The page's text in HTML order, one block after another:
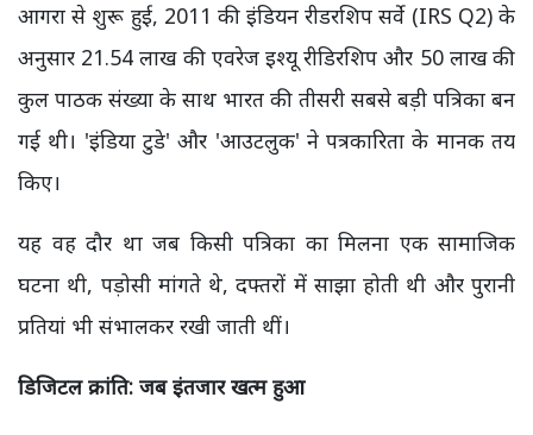
आगरा से शुरू हुई, 2011 की इंडियन रीडरशिप सर्वे (IRS Q2) के
अनुसार 21.54 लाख की एवरेज इश्यू रीडिरशिप और 50 लाख की
कुल पाठक संख्या के साथ भारत की तीसरी सबसे बड़ी पत्रिका बन
गई थी। 'इंडिया टुडे' और 'आउटलुक' ने पत्रकारिता के मानक तय
किए।
यह वह दौर था जब किसी पत्रिका का मिलना एक सामाजिक
घटना थी, पड़ोसी मांगते थे, दफ्तरों में साझा होती थी और पुरानी
प्रतियां भी संभालकर रखी जाती थीं।
डिजिटल क्रांति: जब इंतजार खत्म हुआ